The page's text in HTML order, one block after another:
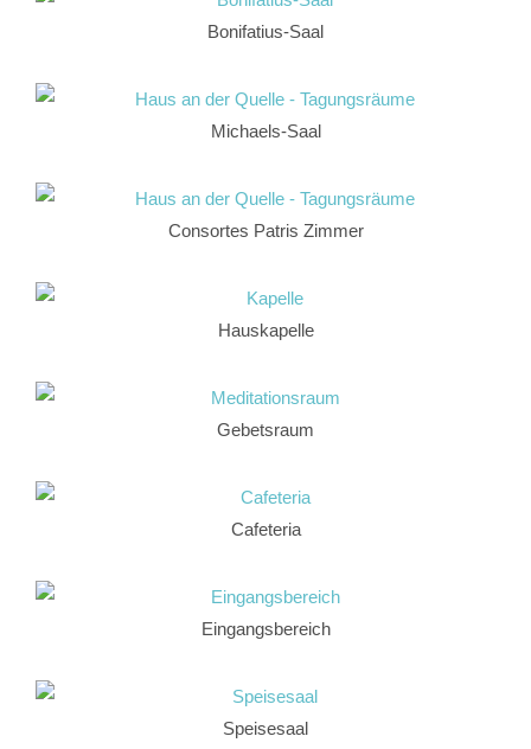
Bonifatius-Saal
Michaels-Saal
Consortes Patris Zimmer
Hauskapelle
Gebetsraum
Cafeteria
Eingangsbereich
Speisesaal